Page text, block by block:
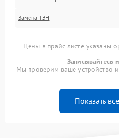
Замена ТЭН
Цены в прайс-листе указаны
Записывайтесь
Мы проверим ваше устройство
Показать